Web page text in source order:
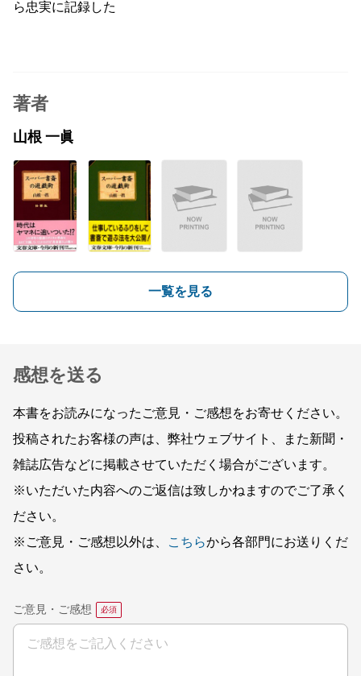
ら忠実に記録した
著者
山根 一眞
一覧を見る
感想を送る
本書をお読みになったご意見・ご感想をお寄せください。
投稿されたお客様の声は、弊社ウェブサイト、また新聞・
雑誌広告などに掲載させていただく場合がございます。
※いただいた内容へのご返信は致しかねますのでご了承く
ださい。
※ご意見・ご感想以外は、
こちらから各部門にお送りくだ
さい。
ご意見・ご感想